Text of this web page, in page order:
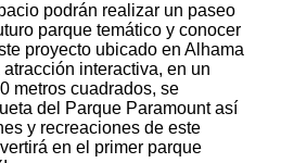
podrán realizar un paseo
parque temático y conocer
proyecto ubicado en Alhama
interactiva, en un
metros cuadrados, se
del Parque Paramount así
y recreaciones de este
en el primer parque